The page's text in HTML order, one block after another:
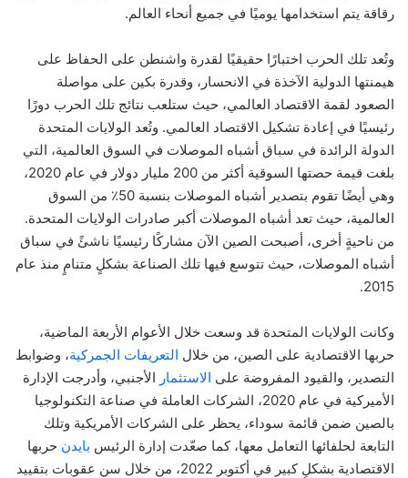
رقاقة يتم استخدامها يوميًا في جميع أنحاء العالم.
وتُعد تلك الحرب اختبارًا حقيقيًا لقدرة واشنطن على الحفاظ على
هيمنتها الدولية الآخذة في الانحسار، وقدرة بكين على مواصلة
الصعود لقمة الاقتصاد العالمي، حيث ستلعب نتائج تلك الحرب دورًا
رئيسيًا في إعادة تشكيل الاقتصاد العالمي. وتُعد الولايات المتحدة
الدولة الرائدة في سباق أشباه الموصلات في السوق العالمية، التي
بلغت قيمة حصتها السوقية أكثر من 200 مليار دولار في عام 2020،
وهي أيضًا تقوم بتصدير أشباه الموصلات بنسبة 50٪ من السوق
العالمية، حيث تعد أشباه الموصلات أكبر صادرات الولايات المتحدة.
من ناحيةٍ أخرى، أصبحت الصين الآن مشاركًا رئيسيًا ناشئً في سباق
أشباه الموصلات، حيث تتوسع فيها تلك الصناعة بشكلٍ متنامٍ منذ عام
2015
.
وكانت الولايات المتحدة قد وسعت خلال الأعوام الأربعة الماضية،
حربها الاقتصادية على الصين، من خلال التعريفات الجمركية، وضوابط
التصدير، والقيود المفروضة على الاستثمار الأجنبي، وأدرجت الإدارة
الأميركية في عام 2020، الشركات العاملة في صناعة التكنولوجيا
بالصين ضمن قائمة سوداء، يحظر على الشركات الأمريكية وتلك
التابعة لحلفائها التعامل معها، كما صعّدت إدارة الرئيس بايدن حربها
الاقتصادية بشكلٍ كبير في أكتوبر 2022، من خلال سن عقوبات بتقييد